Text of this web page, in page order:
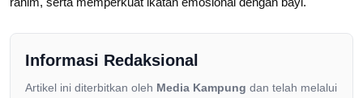
Informasi Redaksional
Artikel ini diterbitkan oleh Media Kampung dan telah melalui